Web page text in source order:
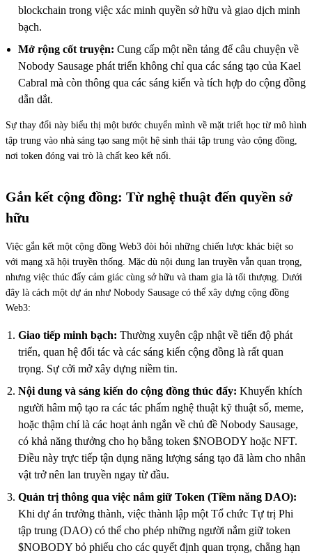
blockchain trong việc xác minh quyền sở hữu và giao dịch minh
bạch.
Mở rộng cốt truyện: Cung cấp một nền tảng để câu chuyện về
Nobody Sausage phát triển không chỉ qua các sáng tạo của Kael
Cabral mà còn thông qua các sáng kiến và tích hợp do cộng đồng
dẫn dắt.
Sự thay đổi này biểu thị một bước chuyển mình về mặt triết học từ mô hình
tập trung vào nhà sáng tạo sang một hệ sinh thái tập trung vào cộng đồng,
nơi token đóng vai trò là chất keo kết nối.
Gắn kết cộng đồng: Từ nghệ thuật đến quyền sở
hữu
Việc gắn kết một cộng đồng Web3 đòi hỏi những chiến lược khác biệt so
với mạng xã hội truyền thống. Mặc dù nội dung lan truyền vẫn quan trọng,
nhưng việc thúc đẩy cảm giác cùng sở hữu và tham gia là tối thượng. Dưới
đây là cách một dự án như Nobody Sausage có thể xây dựng cộng đồng
Web3:
Giao tiếp minh bạch: Thường xuyên cập nhật về tiến độ phát
triển, quan hệ đối tác và các sáng kiến cộng đồng là rất quan
trọng. Sự cởi mở xây dựng niềm tin.
Nội dung và sáng kiến do cộng đồng thúc đẩy: Khuyến khích
người hâm mộ tạo ra các tác phẩm nghệ thuật kỹ thuật số, meme,
hoặc thậm chí là các hoạt ảnh ngắn về chủ đề Nobody Sausage,
có khả năng thưởng cho họ bằng token $NOBODY hoặc NFT.
Điều này trực tiếp tận dụng năng lượng sáng tạo đã làm cho nhân
vật trở nên lan truyền ngay từ đầu.
Quản trị thông qua việc nắm giữ Token (Tiềm năng DAO):
Khi dự án trưởng thành, việc thành lập một Tổ chức Tự trị Phi
tập trung (DAO) có thể cho phép những người nắm giữ token
$NOBODY bỏ phiếu cho các quyết định quan trọng, chẳng hạn